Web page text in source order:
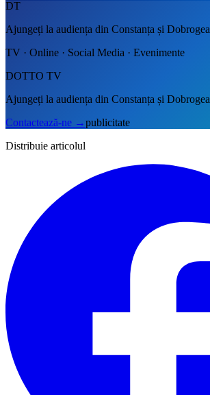
DT
Ajungeți la audiența din Constanța și Dobrogea
TV · Online · Social Media · Evenimente
DOTTO TV
Ajungeți la audiența din Constanța și Dobrogea
Contactează-ne →publicitate
Distribuie articolul